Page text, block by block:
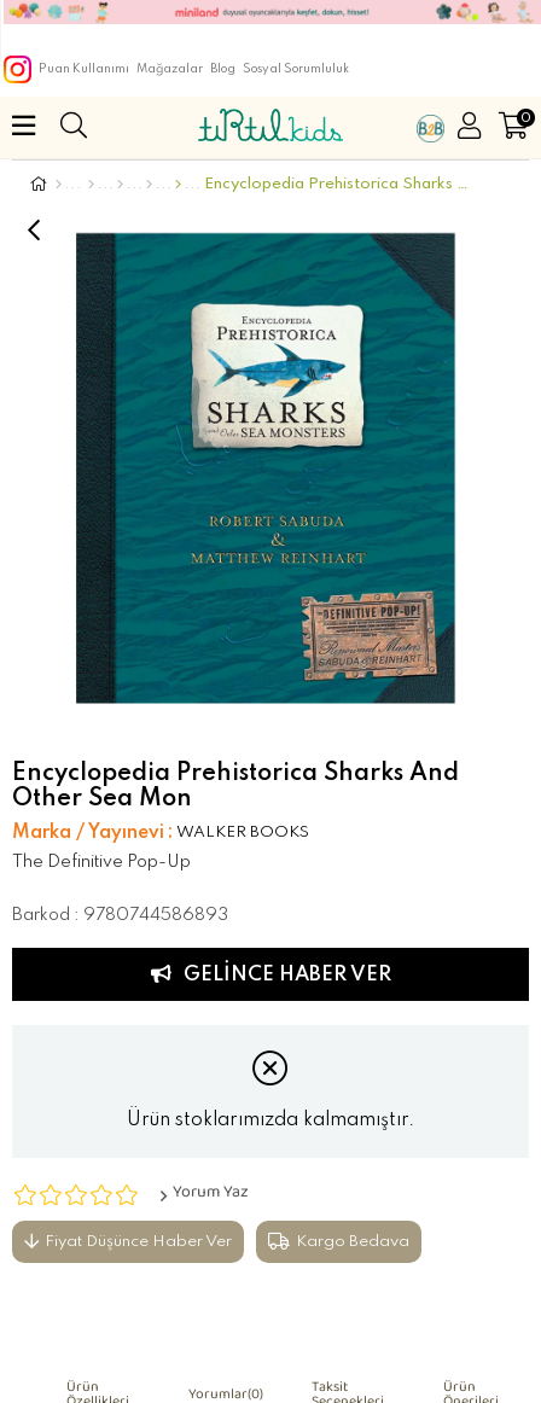
Puan Kullanımı Mağazalar Blog Sosyal Sorumluluk
0
Encyclopedia Prehistorica Sharks and Other Sea Mon
Encyclopedia Prehistorica Sharks And
Other Sea Mon
Marka / Yayınevi : WALKER BOOKS
The Definitive Pop-Up
Barkod : 9780744586893
GELINCE HABER VER
Ürün stoklarımızda kalmamıştır.
Yorum Yaz
Fiyat Düşünce Haber Ver Kargo Bedava
Ürün Taksit Ürün